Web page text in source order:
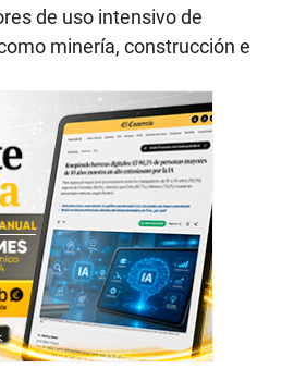
de uso intensivo de
minería, construcción e